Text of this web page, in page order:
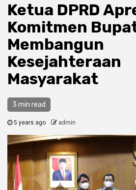
Ketua DPRD
Komitmen
Membangun
Kesejahteraan
Masyarakat
3 min read
5 years ago admin